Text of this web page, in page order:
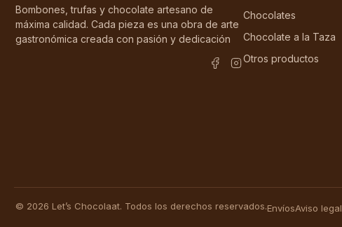
Bombones, trufas y chocolate artesano de
máxima calidad. Cada pieza es una obra de arte
gastronómica creada con pasión y dedicación
Chocolates
Chocolate a la Taza
Otros productos
© 2026 Let’s Chocolaat. Todos los derechos reservados.EnvíosAviso legal